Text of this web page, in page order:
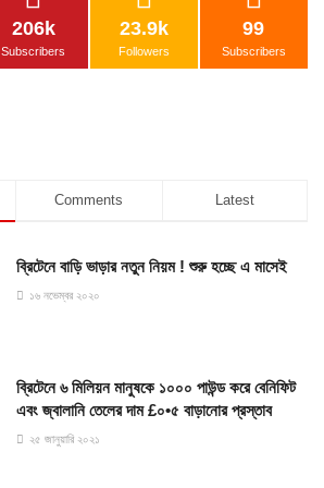
206k
Subscribers
23.9k
Followers
99
Subscribers
Comments Latest
ব্রিটেনে বাড়ি ভাড়ার নতুন নিয়ম ! শুরু হচ্ছে এ মাসেই
১৬ নভেম্বর ২০২০
ব্রিটেনে ৬ মিলিয়ন মানুষকে ১০০০ পাউন্ড করে বেনিফিট
এবং জ্বালানি তেলের দাম £০•৫ বাড়ানোর প্রস্তাব
২৫ জানুয়ারি ২০২১